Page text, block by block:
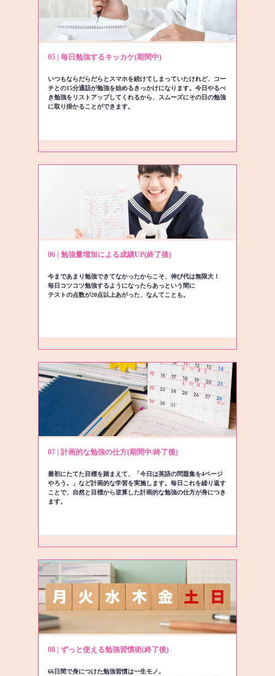
05 | 毎日勉強するキッカケ(期間中)
いつもならだらだらとスマホを続けてしまっていたけれど、コー
チとの15分通話が勉強を始めるきっかけになります。今日やるべ
き勉強をリストアップしてくれるから、スムーズにその日の勉強
に取り掛かることができます。
06 | 勉強量増加による成績UP(終了後)
今まであまり勉強できてなかったからこそ、伸び代は無限大！
毎日コツコツ勉強するようになったらあっという間に
テストの点数が20点以上あがった、なんてことも。
07 | 計画的な勉強の仕方(期間中/終了後)
最初にたてた目標を踏まえて、「今日は英語の問題集を4ページ
やろう。」など計画的な学習を実施します。毎日これを繰り返す
ことで、自然と目標から逆算した計画的な勉強の仕方が身につき
ます。
08 | ずっと使える勉強習慣術(終了後)
66日間で身につけた勉強習慣は一生モノ。